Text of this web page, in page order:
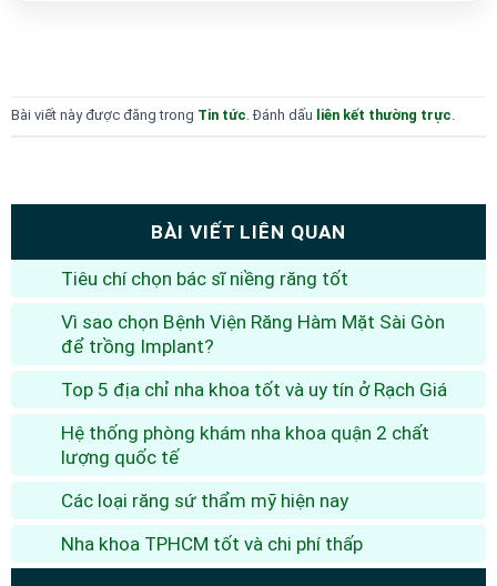
Bài viết này được đăng trong Tin tức. Đánh dấu liên kết thường trực.
BÀI VIẾT LIÊN QUAN
Tiêu chí chọn bác sĩ niềng răng tốt
Vì sao chọn Bệnh Viện Răng Hàm Mặt Sài Gòn
để trồng Implant?
Top 5 địa chỉ nha khoa tốt và uy tín ở Rạch Giá
Hệ thống phòng khám nha khoa quận 2 chất
lượng quốc tế
Các loại răng sứ thẩm mỹ hiện nay
Nha khoa TPHCM tốt và chi phí thấp